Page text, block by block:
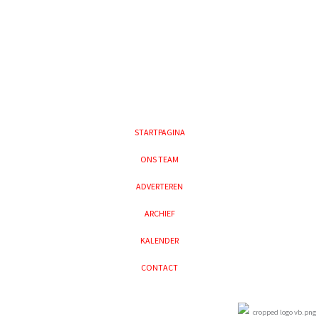
STARTPAGINA
ONS TEAM
ADVERTEREN
ARCHIEF
KALENDER
CONTACT